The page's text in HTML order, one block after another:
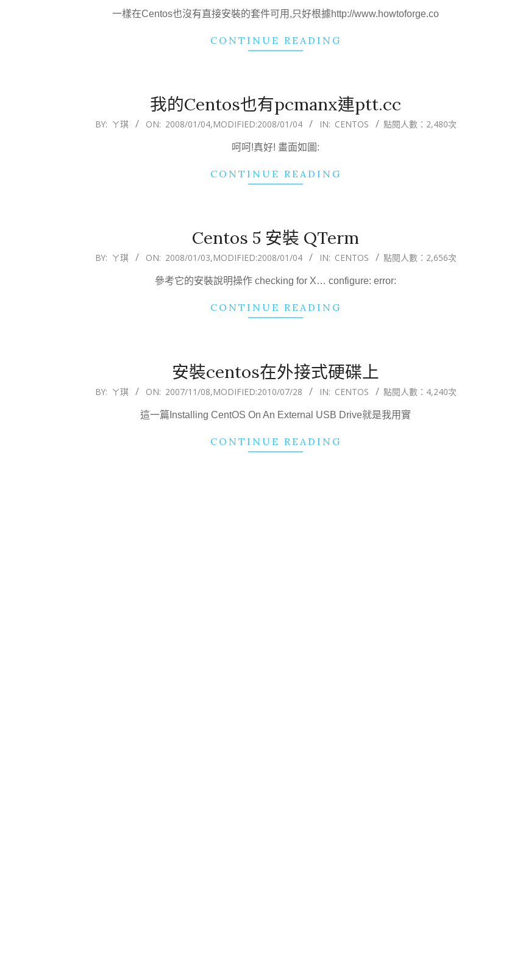
一樣在Centos也沒有直接安裝的套件可用,只好根據http://www.howtoforge.co
CONTINUE READING
我的Centos也有pcmanx連ptt.cc
BY: ㄚ琪 ON: 2008/01/04,MODIFIED:2008/01/04 IN: CENTOS 點閱人數：2,480次
呵呵!真好! 畫面如圖:
CONTINUE READING
Centos 5 安裝 QTerm
BY: ㄚ琪 ON: 2008/01/03,MODIFIED:2008/01/04 IN: CENTOS 點閱人數：2,656次
參考它的安裝說明操作 checking for X… configure: error:
CONTINUE READING
安裝centos在外接式硬碟上
BY: ㄚ琪 ON: 2007/11/08,MODIFIED:2010/07/28 IN: CENTOS 點閱人數：4,240次
這一篇Installing CentOS On An External USB Drive就是我用實
CONTINUE READING